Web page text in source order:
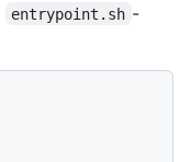
entrypoint.sh -